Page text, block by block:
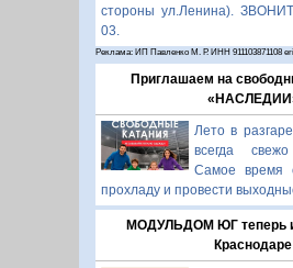
стороны ул.Ленина).
03.
Реклама: ИП Павленко М. Р. ИНН 911103871108
Приглашаем на
Лето в
всегда
Самое время
прохладу и провести
МОДУЛЬДОМ ЮГ теперь
Краснодаре